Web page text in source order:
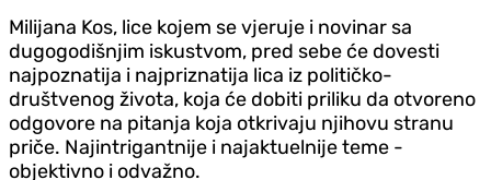
Milijana Kos, lice kojem se vjeruje i novinar sa
dugogodišnjim iskustvom, pred sebe će dovesti
najpoznatija i najpriznatija lica iz političko-
društvenog života, koja će dobiti priliku da otvoreno
odgovore na pitanja koja otkrivaju njihovu stranu
priče. Najintrigantnije i najaktuelnije teme -
objektivno i odvažno.